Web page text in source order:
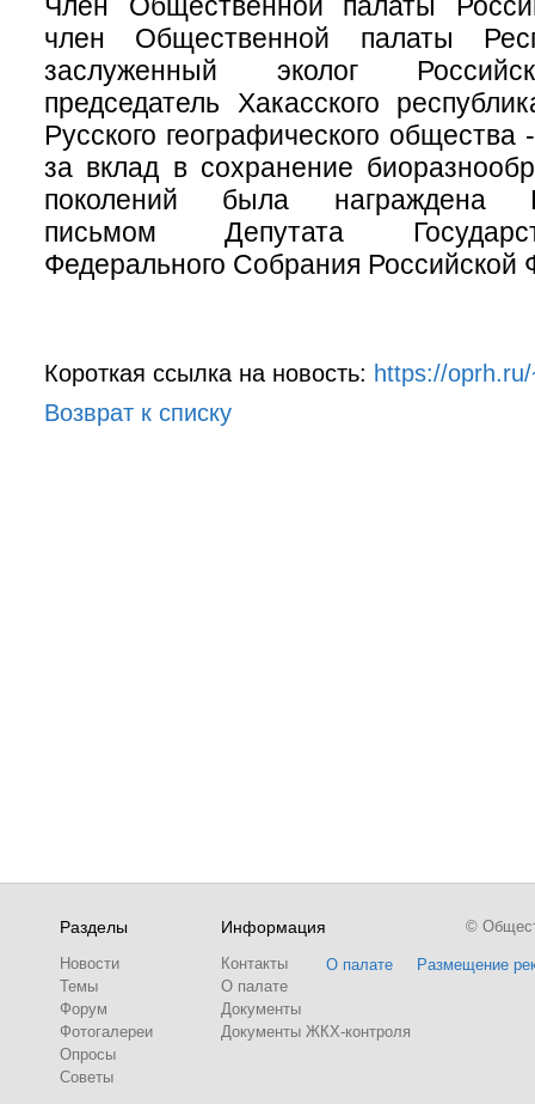
член Общественной палаты
заслуженный эколог
председатель Хакасского
Русского географического
за вклад в сохранение
поколений была награждена
письмом Депутата
Федерального Собрания Российской
Короткая ссылка на новость: https://
Возврат к списку
Разделы
Новости
Темы
Форум
Фотогалереи
Опросы
Советы
Информация
Контакты
О палате
Документы
Документы ЖКХ-контроля
О палате Размещение
©